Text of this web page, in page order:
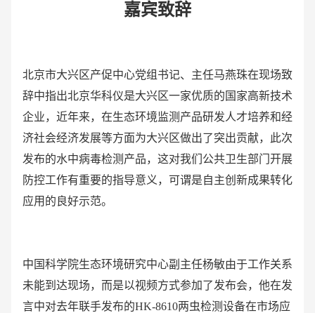
嘉宾致辞
北京市大兴区产促中心党组书记、主任马燕珠在现场致
辞中指出北京华科仪是大兴区一家优质的国家高新技术
企业，近年来，在生态环境监测产品研发人才培养和经
济社会经济发展等方面为大兴区做出了突出贡献，此次
发布的水中病毒检测产品，这对我们公共卫生部门开展
防控工作有重要的指导意义，可谓是自主创新成果转化
应用的良好示范。
中国科学院生态环境研究中心副主任杨敏由于工作关系
未能到达现场，而是以视频方式参加了发布会，他在发
言中对去年联手发布的HK-8610两虫检测设备在市场应